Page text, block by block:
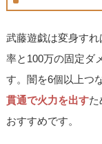
武藤遊戯は変身す
率と100万の固定ダ
す。闇を6個以上つ
貫通で火力を出すた
おすすめです。